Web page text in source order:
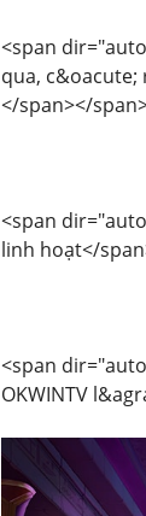
<span
qua,
</span></
<span
linh hoạt</
<span
OKWINTV